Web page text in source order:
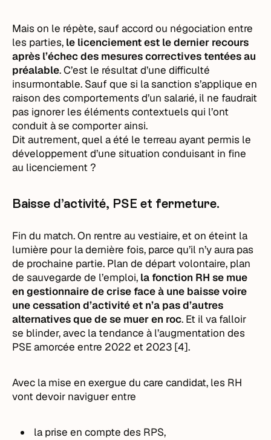
Mais on le répète, sauf accord ou négociation entre
les parties, le licenciement est le dernier recours
après l’échec des mesures correctives tentées au
préalable. C’est le résultat d’une difficulté
insurmontable. Sauf que si la sanction s’applique en
raison des comportements d’un salarié, il ne faudrait
pas ignorer les éléments contextuels qui l’ont
conduit à se comporter ainsi.
Dit autrement, quel a été le terreau ayant permis le
développement d’une situation conduisant in fine
au licenciement ?
Baisse d’activité, PSE et fermeture.
Fin du match. On rentre au vestiaire, et on éteint la
lumière pour la dernière fois, parce qu’il n’y aura pas
de prochaine partie. Plan de départ volontaire, plan
de sauvegarde de l’emploi, la fonction RH se mue
en gestionnaire de crise face à une baisse voire
une cessation d’activité et n’a pas d’autres
alternatives que de se muer en roc. Et il va falloir
se blinder, avec la tendance à l’augmentation des
PSE amorcée entre 2022 et 2023 [4].
Avec la mise en exergue du care candidat, les RH
vont devoir naviguer entre
la prise en compte des RPS,